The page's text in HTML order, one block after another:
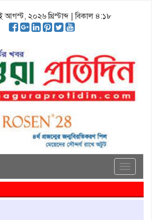
২০২৬ খ্রিস্টাব্দ | বিকাল ৪:১৮
Toggle